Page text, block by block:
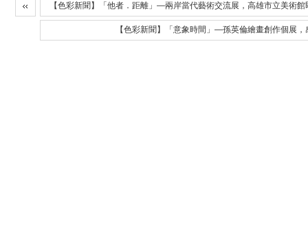
【色彩新聞】「他者．距離」—兩岸當代藝術交流展，高雄市立美術館
【色彩新聞】「意象時間」—孫英倫繪畫創作個展